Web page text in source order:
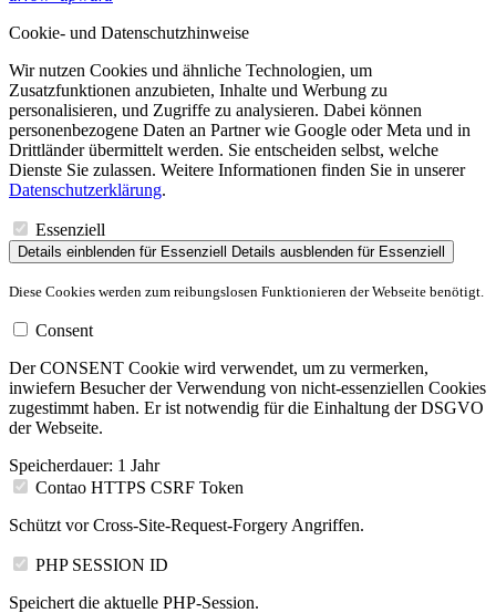
Cookie- und Datenschutzhinweise
Wir nutzen Cookies und ähnliche Technologien, um
Zusatzfunktionen anzubieten, Inhalte und Werbung zu
personalisieren, und Zugriffe zu analysieren. Dabei können
personenbezogene Daten an Partner wie Google oder Meta und in
Drittländer übermittelt werden. Sie entscheiden selbst, welche
Dienste Sie zulassen. Weitere Informationen finden Sie in unserer
Datenschutzerklärung.
Essenziell
Details einblenden für Essenziell Details ausblenden für Essenziell
Diese Cookies werden zum reibungslosen Funktionieren der Webseite benötigt.
Consent
Der CONSENT Cookie wird verwendet, um zu vermerken,
inwiefern Besucher der Verwendung von nicht-essenziellen Cookies
zugestimmt haben. Er ist notwendig für die Einhaltung der DSGVO
der Webseite.
Speicherdauer: 1 Jahr
Contao HTTPS CSRF Token
Schützt vor Cross-Site-Request-Forgery Angriffen.
PHP SESSION ID
Speichert die aktuelle PHP-Session.